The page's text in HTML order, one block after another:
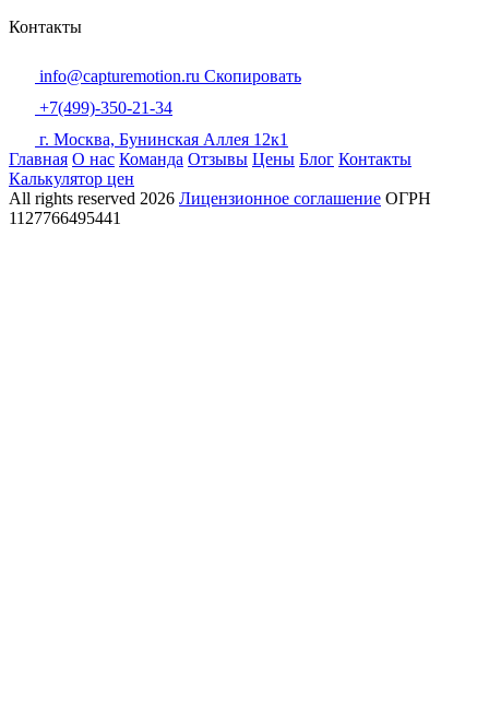
Контакты
info@capturemotion.ru Скопировать
+7(499)-350-21-34
г. Москва, Бунинская Аллея 12к1
Главная О нас Команда Отзывы Цены Блог Контакты
Калькулятор цен
All rights reserved 2026 Лицензионное соглашение ОГРН
1127766495441